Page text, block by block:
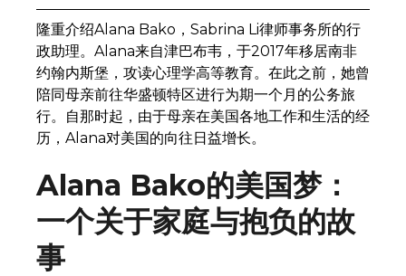
隆重介绍Alana Bako，Sabrina Li律师事务所的行
政助理。Alana来自津巴布韦，于2017年移居南非
约翰内斯堡，攻读心理学高等教育。在此之前，她曾
陪同母亲前往华盛顿特区进行为期一个月的公务旅
行。自那时起，由于母亲在美国各地工作和生活的经
历，Alana对美国的向往日益增长。
Alana Bako的美国梦：
一个关于家庭与抱负的故
事